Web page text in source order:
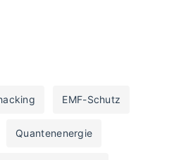
EMF-Schutz
Quantenenergie